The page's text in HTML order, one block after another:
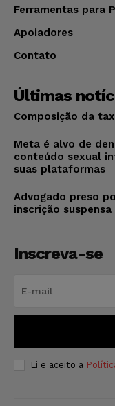
Ferramentas para
Apoiadores
Contato
Últimas
Composição da
Meta é alvo de
conteúdo sexual
suas plataformas
Advogado preso
inscrição suspensa
Inscreva-se
Li e aceito a